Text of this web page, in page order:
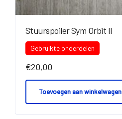
Stuurspoiler Sym Orbit II
Gebruikte onderdelen
€20,00
Toevoegen aan winkelwagen